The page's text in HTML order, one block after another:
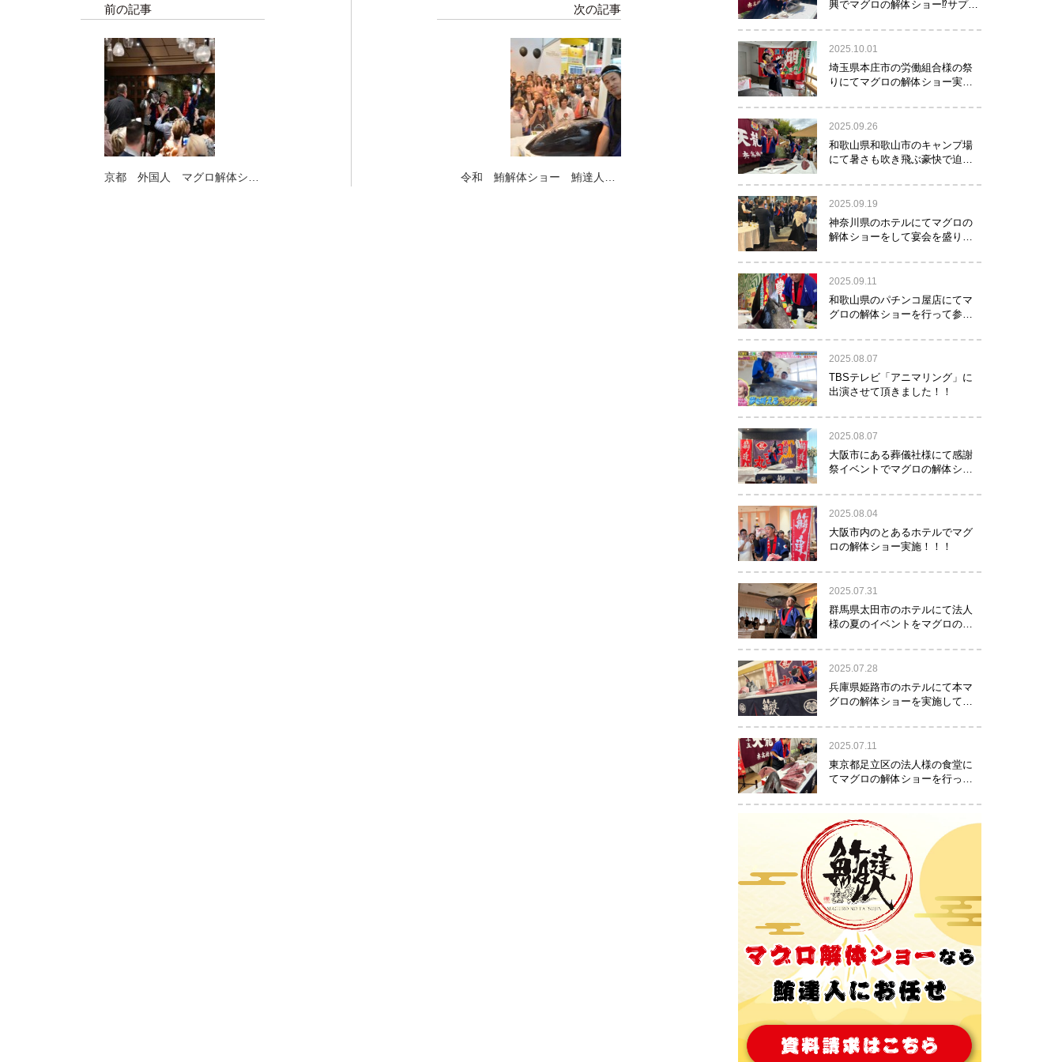
前の記事
京都 外国人 マグロ解体ショ
次の記事
令和 鮪解体ショー 鮪達人
興でマグロの解体ショー⁉サプラ
場！！！
2025.10.01
埼玉県本庄市の労働組合様の祭
りにてマグロの解体ショー実施
2025.09.26
和歌山県和歌山市のキャンプ場
にて暑さも吹き飛ぶ豪快で迫力
しました。
2025.09.19
神奈川県のホテルにてマグロの
解体ショーをして宴会を盛り上
た。
2025.09.11
和歌山県のパチンコ屋店にてマ
グロの解体ショーを行って参り
2025.08.07
TBSテレビ「アニマリング」に
出演させて頂きました！！
2025.08.07
大阪市にある葬儀社様にて感謝
祭イベントでマグロの解体ショ
2025.08.04
大阪市内のとあるホテルでマグ
ロの解体ショー実施！！！
2025.07.31
群馬県太田市のホテルにて法人
様の夏のイベントをマグロの解
た！！
2025.07.28
兵庫県姫路市のホテルにて本マ
グロの解体ショーを実施して参
2025.07.11
東京都足立区の法人様の食堂に
てマグロの解体ショーを行って